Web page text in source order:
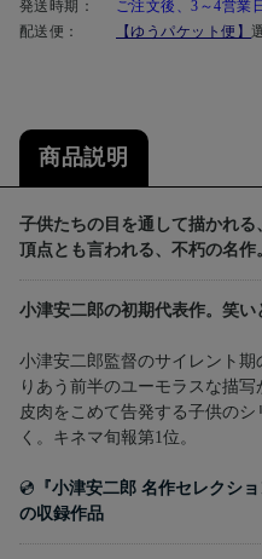
発送時期：
ご注文後、3～4営業
配送便：
【ゆうパケット便】
商品説明
子供たちの目を通して描かれ
頂点とも言われる、不朽の名作
小津安二郎の初期代表作。笑い
小津安二郎監督のサイレント
りあう前半のユーモラスな描
皮肉をこめて告発する子供の
く。キネマ旬報第1位。
💿 『小津安二郎 名作セレクシ
の収録作品